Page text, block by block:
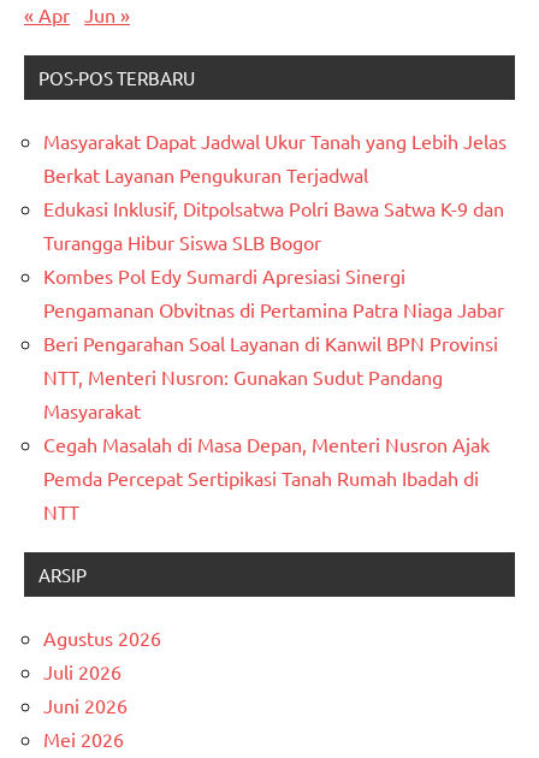
« Apr Jun »
POS-POS TERBARU
Masyarakat Dapat Jadwal Ukur Tanah yang Lebih Jelas
Berkat Layanan Pengukuran Terjadwal
Edukasi Inklusif, Ditpolsatwa Polri Bawa Satwa K-9 dan
Turangga Hibur Siswa SLB Bogor
Kombes Pol Edy Sumardi Apresiasi Sinergi
Pengamanan Obvitnas di Pertamina Patra Niaga Jabar
Beri Pengarahan Soal Layanan di Kanwil BPN Provinsi
NTT, Menteri Nusron: Gunakan Sudut Pandang
Masyarakat
Cegah Masalah di Masa Depan, Menteri Nusron Ajak
Pemda Percepat Sertipikasi Tanah Rumah Ibadah di
NTT
ARSIP
Agustus 2026
Juli 2026
Juni 2026
Mei 2026